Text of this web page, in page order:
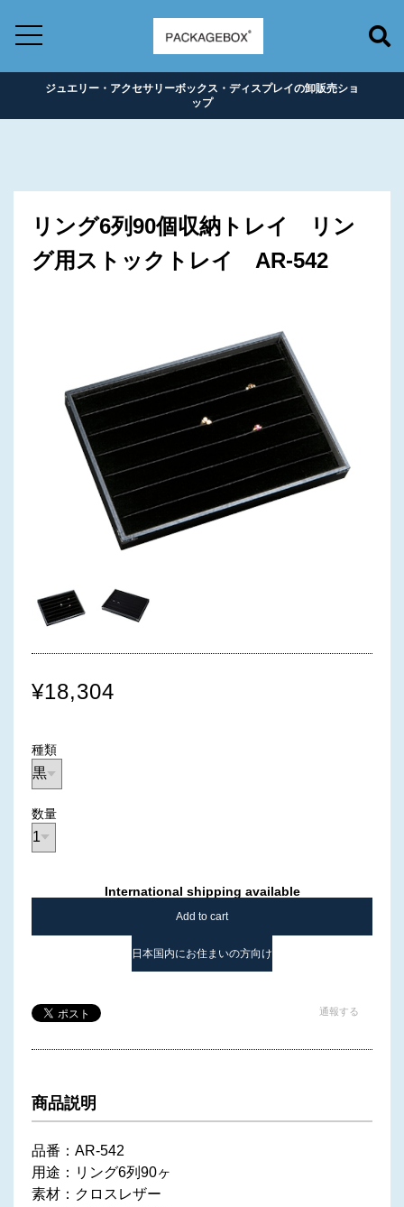
ジュエリー・アクセサリーボックス・ディスプレイの卸販売ショ
ップ
リング6列90個収納トレイ リン
グ用ストックトレイ AR-542
¥18,304
種類
数量
International shipping available
Add to cart
日本国内にお住まいの方向け
通報する
商品説明
品番：AR-542
用途：リング6列90ヶ
素材：クロスレザー